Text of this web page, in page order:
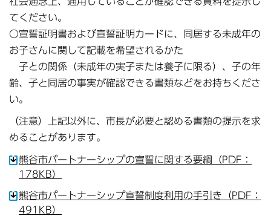
てください。
〇宣誓証明書および宣誓証明カードに、同居する未成年の
お子さんに関して記載を希望されるかた
子との関係（未成年の実子または養子に限る）、子の年
齢、子と同居の事実が確認できる書類などをお持ちくださ
い。
（注意）上記以外に、市長が必要と認める書類の提示を求
めることがあります。
熊谷市パートナーシップの宣誓に関する要綱（PDF：
178KB）
熊谷市パートナーシップ宣誓制度利用の手引き（PDF：
491KB）